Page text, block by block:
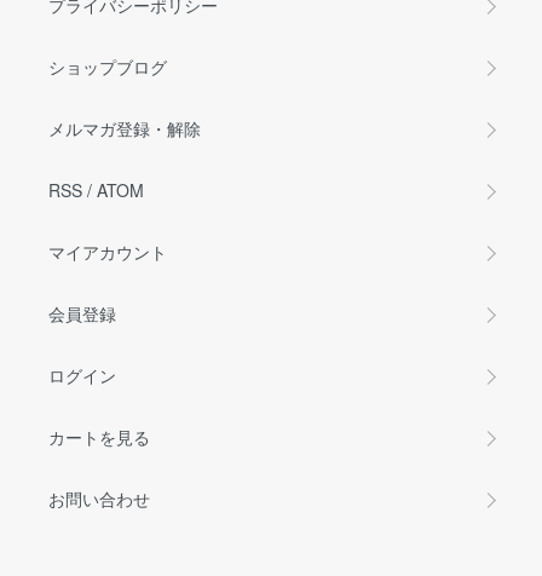
プライバシーポリシー
ショップブログ
メルマガ登録・解除
RSS / ATOM
マイアカウント
会員登録
ログイン
カートを見る
お問い合わせ